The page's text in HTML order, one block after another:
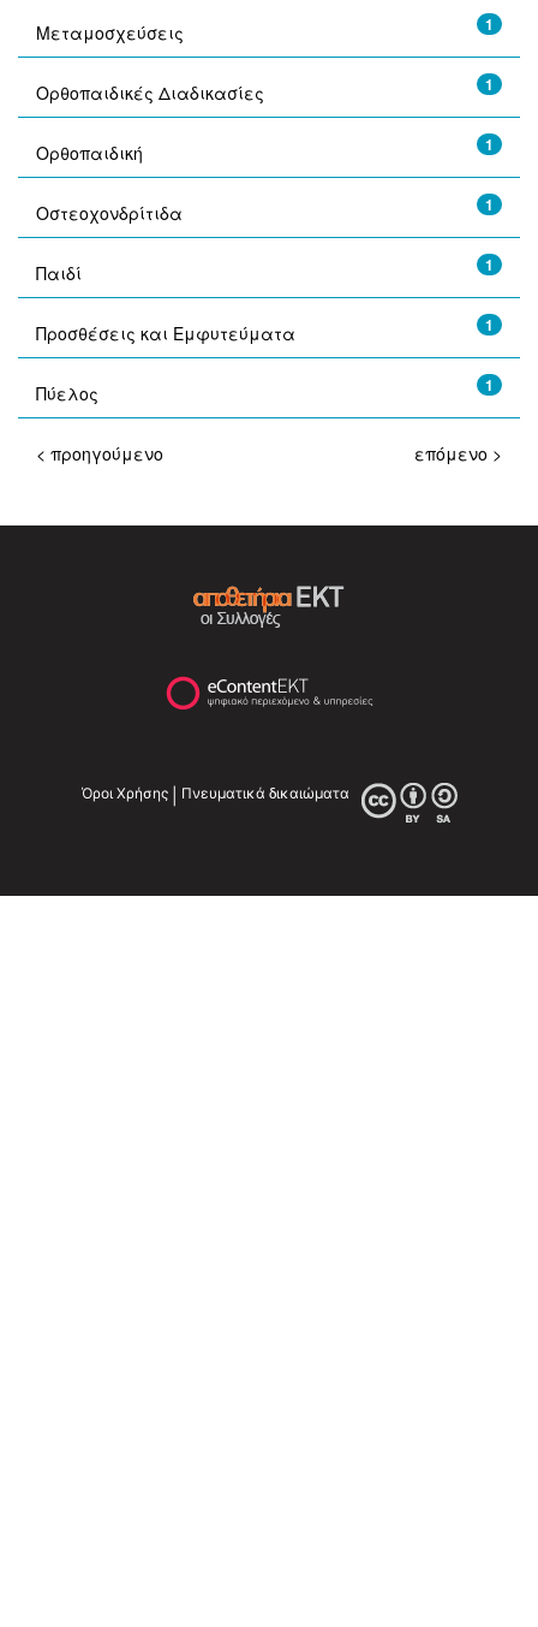
1
Μεταμοσχεύσεις
1
Ορθοπαιδικές Διαδικασίες
1
Ορθοπαιδική
1
Οστεοχονδρίτιδα
1
Παιδί
1
Προσθέσεις και Εμφυτεύματα
1
Πύελος
< προηγούμενο επόμενο >